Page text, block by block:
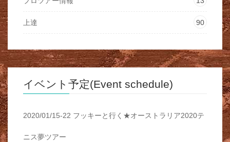
上達 90
イベント予定(Event schedule)
2020/01/15-22 フッキーと行く★オーストラリア2020テ
ニス夢ツアー